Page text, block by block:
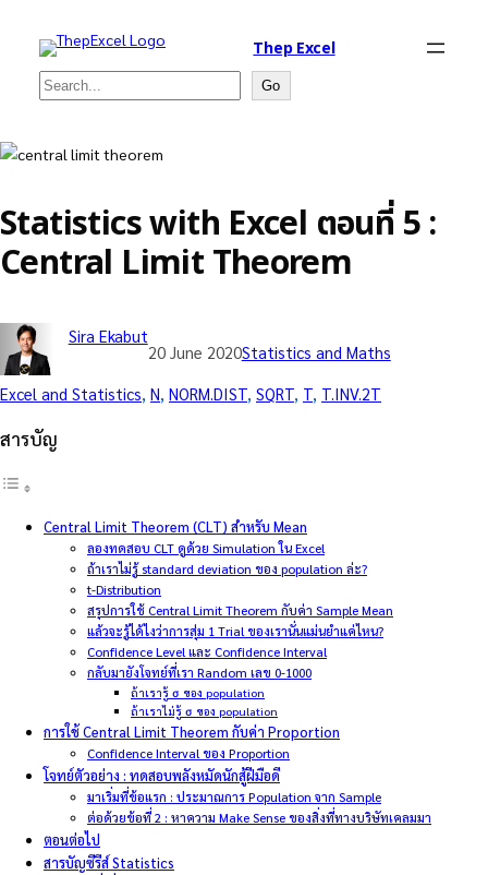
Thep Excel
Search Go
Statistics with Excel ตอนที่ 5 :
Central Limit Theorem
Sira Ekabut
20 June 2020Statistics and Maths
Excel and Statistics, N, NORM.DIST, SQRT, T, T.INV.2T
สารบัญ
Central Limit Theorem (CLT) สำหรับ Mean
ลองทดสอบ CLT ดูด้วย Simulation ใน Excel
ถ้าเราไม่รู้ standard deviation ของ population ล่ะ?
t-Distribution
สรุปการใช้ Central Limit Theorem กับค่า Sample Mean
แล้วจะรู้ได้ไงว่าการสุ่ม 1 Trial ของเรานั่นแม่นยำแค่ไหน?
Confidence Level และ Confidence Interval
กลับมายังโจทย์ที่เรา Random เลข 0-1000
ถ้าเรารู้ σ ของ population
ถ้าเราไม่รู้ σ ของ population
การใช้ Central Limit Theorem กับค่า Proportion
Confidence Interval ของ Proportion
โจทย์ตัวอย่าง : ทดสอบพลังหมัดนักสู้ฝีมือดี
มาเริ่มที่ข้อแรก : ประมาณการ Population จาก Sample
ต่อด้วยข้อที่ 2 : หาความ Make Sense ของสิ่งที่ทางบริษัทเคลมมา
ตอนต่อไป
สารบัญซีรีส์ Statistics